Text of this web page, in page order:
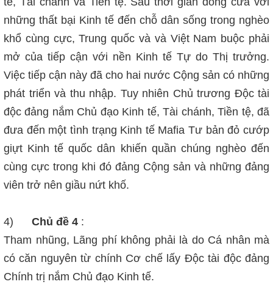
những thất bại Kinh tế đến chỗ dân sống trong nghèo
khổ cùng cực, Trung quốc và và Việt Nam buộc phải
mở của tiếp cận với nền Kinh tế Tự do Thị trưởng.
Việc tiếp cận này đã cho hai nước Cộng sản có những
phát triển và thu nhập. Tuy nhiên Chủ trương Độc tài
độc đảng nắm Chủ đạo Kinh tế, Tài chánh, Tiền tệ, đã
đưa đến một tình trạng Kinh tế Mafia Tư bản đỏ cướp
giựt Kinh tế quốc dân khiến quần chúng nghèo đến
cùng cực trong khi đó đảng Cộng sản và những đảng
viên trở nên giầu nứt khố.
4) Chủ đề 4 :
Tham nhũng, Lãng phí không phải là do Cá nhân mà
có căn nguyên từ chính Cơ chế lấy Độc tài độc đảng
Chính trị nắm Chủ đạo Kinh tế.